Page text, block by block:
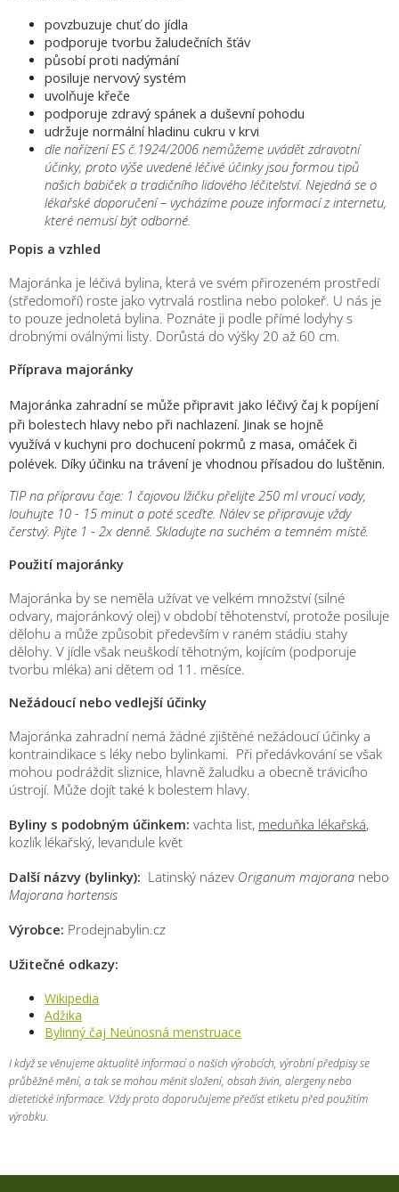
povzbuzuje chuť do jídla
podporuje tvorbu žaludečních šťáv
působí proti nadýmání
posiluje nervový systém
uvolňuje křeče
podporuje zdravý spánek a duševní pohodu
udržuje normální hladinu cukru v krvi
dle nařízení ES č.1924/2006 nemůžeme uvádět zdravotní
účinky, proto výše uvedené léčivé účinky jsou formou tipů
našich babiček a tradičního lidového léčitelství. Nejedná se o
lékařské doporučení – vycházíme pouze informací z internetu,
které nemusí být odborné.
Popis a vzhled
Majoránka je léčivá bylina, která ve svém přirozeném prostředí
(středomoří) roste jako vytrvalá rostlina nebo polokeř. U nás je
to pouze jednoletá bylina. Poznáte ji podle přímé lodyhy s
drobnými oválnými listy. Dorůstá do výšky 20 až 60 cm.
Příprava majoránky
Majoránka zahradní se může připravit jako léčivý čaj k popíjení
při bolestech hlavy nebo při nachlazení. Jinak se hojně
využívá v kuchyni pro dochucení pokrmů z masa, omáček či
polévek. Díky účinku na trávení je vhodnou přísadou do luštěnin.
TIP na přípravu čaje: 1 čajovou lžičku přelijte 250 ml vroucí vody,
louhujte 10 - 15 minut a poté sceďte. Nálev se připravuje vždy
čerstvý. Pijte 1 - 2x denně. Skladujte na suchém a temném místě.
Použití majoránky
Majoránka by se neměla užívat ve velkém množství (silné
odvary, majoránkový olej) v období těhotenství, protože posiluje
dělohu a může způsobit především v raném stádiu stahy
dělohy. V jídle však neuškodí těhotným, kojícím (podporuje
tvorbu mléka) ani dětem od 11. měsíce.
Nežádoucí nebo vedlejší účinky
Majoránka zahradní nemá žádné zjištěné nežádoucí účinky a
kontraindikace s léky nebo bylinkami. Při předávkování se však
mohou podráždit sliznice, hlavně žaludku a obecně trávicího
ústrojí. Může dojít také k bolestem hlavy.
Byliny s podobným účinkem: vachta list, meduňka lékařská,
kozlík lékařský, levandule květ
Další názvy (bylinky): Latinský název Origanum majorana nebo
Majorana hortensis
Výrobce: Prodejnabylin.cz
Užitečné odkazy:
Wikipedia
Adžika
Bylinný čaj Neúnosná menstruace
I když se věnujeme aktualitě informací o našich výrobcích, výrobní předpisy se
průběžně mění, a tak se mohou měnit složení, obsah živin, alergeny nebo
dietetické informace. Vždy proto doporučujeme přečíst etiketu před použitím
výrobku.